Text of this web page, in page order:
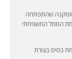
וטוסקנה שהתפתחה
הסמל המשפחתי
בסיס בצורת